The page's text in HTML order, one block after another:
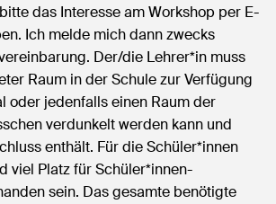
das Interesse am Workshop per E-
Ich melde mich dann zwecks
Der/die Lehrer*in muss
Raum in der Schule zur Verfügung
oder jedenfalls einen Raum der
verdunkelt werden kann und
enthält. Für die Schüler*innen
viel Platz für Schüler*innen-
sein. Das gesamte benötigte